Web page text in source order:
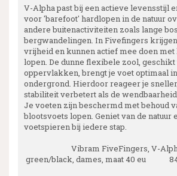
V-Alpha past bij een actieve levensstijl
voor 'barefoot' hardlopen in de natuur
andere buitenactiviteiten zoals lange
bergwandelingen. In Fivefingers
vrijheid en kunnen actief mee doen met
lopen. De dunne flexibele zool,
oppervlakken, brengt je voet optimaal
ondergrond. Hierdoor reageer je
stabiliteit verbetert als de
Je voeten zijn beschermd met behoud
blootsvoets lopen. Geniet van de natuur
voetspieren bij iedere stap.
Vibram FiveFingers, V-
green/black, dames, maat 40 eu